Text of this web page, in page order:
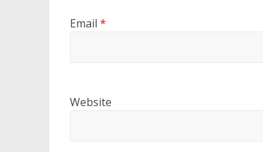
Email *
Website